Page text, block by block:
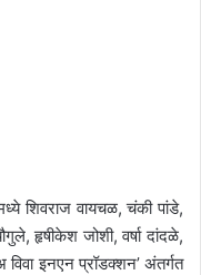
शिवराज वायचळ, चंकी पांडे,
हृषीकेश जोशी, वर्षा दांदळे,
इनएन प्रॉडक्शन’ अंतर्गत